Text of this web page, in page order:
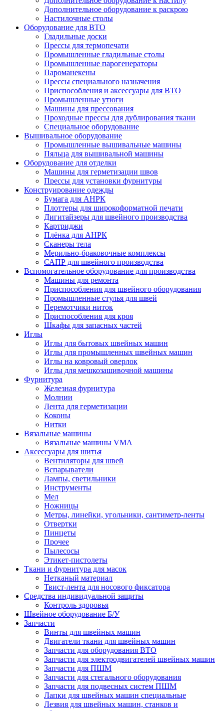
Дополнительное оборудование к раскрою
Настилочные столы
Оборудование для ВТО
Гладильные доски
Прессы для термопечати
Промышленные гладильные столы
Промышленные парогенераторы
Пароманекены
Прессы специального назначения
Приспособления и аксессуары для ВТО
Промышленные утюги
Машины для прессования
Проходные прессы для дублирования ткани
Специальное оборудование
Вышивальное оборудование
Промышленные вышивальные машины
Пяльца для вышивальной машины
Оборудование для отделки
Машины для герметизации швов
Прессы для установки фурнитуры
Конструирование одежды
Бумага для АНРК
Плоттеры для широкоформатной печати
Дигитайзеры для швейного производства
Картриджи
Плёнка для АНРК
Сканеры тела
Мерильно-браковочные комплексы
САПР для швейного производства
Вспомогательное оборудование для производства
Машины для ремонта
Приспособления для швейного оборудования
Промышленные стулья для швей
Перемотчики ниток
Приспособления для кроя
Шкафы для запасных частей
Иглы
Иглы для бытовых швейных машин
Иглы для промышленных швейных машин
Иглы на ковровый оверлок
Иглы для мешкозашивочной машины
Фурнитура
Железная фурнитура
Молнии
Лента для герметизации
Коконы
Нитки
Вязальные машины
Вязальные машины VMA
Аксессуары для шитья
Вентиляторы для швей
Вспарыватели
Лампы, светильники
Инструменты
Мел
Ножницы
Метры, линейки, угольники, сантиметр-ленты
Отвертки
Пинцеты
Прочее
Пылесосы
Этикет-пистолеты
Ткани и фурнитура для масок
Нетканый материал
Твист-лента для носового фиксатора
Средства индивидуальной защиты
Контроль здоровья
Швейное оборудование Б/У
Запчасти
Винты для швейных машин
Двигатели ткани для швейных машин
Запчасти для оборудования ВТО
Запчасти для электродвигателей швейных машин
Запчасти для ПШМ
Запчасти для стегального оборудования
Запчасти для подвесных систем ПШМ
Лапки для швейных машин специальные
Лезвия для швейных машин, станков и